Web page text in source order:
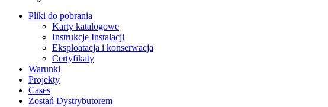
Pliki do pobrania
Karty katalogowe
Instrukcje Instalacji
Eksploatacja i konserwacja
Certyfikaty
Warunki
Projekty
Cases
Zostań Dystrybutorem